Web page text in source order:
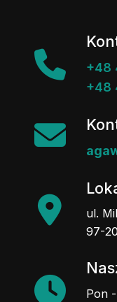
+48
+48
ul.
97-
Pon